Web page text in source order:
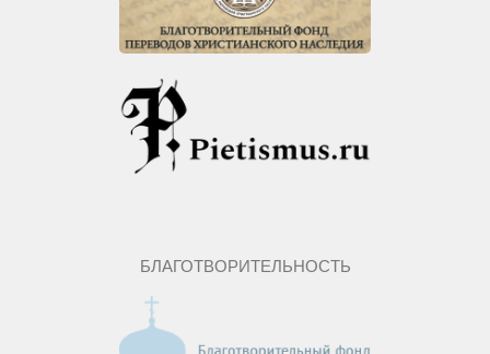
БЛАГОТВОРИТЕЛЬНОСТЬ